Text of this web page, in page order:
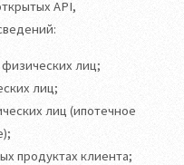
API,
физических лиц;
лиц;
лиц (ипотечное
продуктах клиента;